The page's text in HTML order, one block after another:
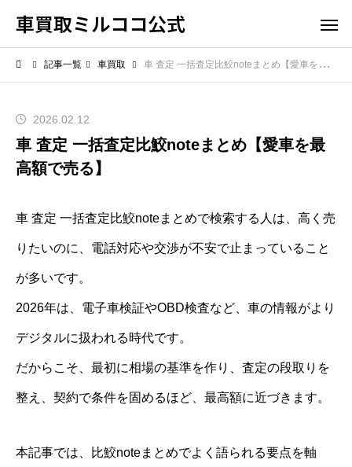
車買取ミルココ公式
記事一覧 車買取 車 査定 一括査定比鮫noteまとめ【愛車を最高額で売る】
2026.02.12
車 査定 一括査定比鮫noteまとめ【愛車を最
高額で売る】
車 査定 一括査定比鮫noteまとめで検索する人は、高く売
りたいのに、電話対応や交渉が不安で止まっていること
が多いです。
2026年は、電子車検証やOBD検査など、車の情報がより
デジタルに扱われる時代です。
だからこそ、最初に相場の基準を作り、査定の段取りを
整え、契約で条件を固めるほど、最高額に近づきます。
本記事では、比鮫noteまとめでよく語られる要点を軸